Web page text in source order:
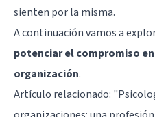
sienten por la misma.
A continuación vamos a
potenciar el compromiso
organización.
Artículo relacionado: